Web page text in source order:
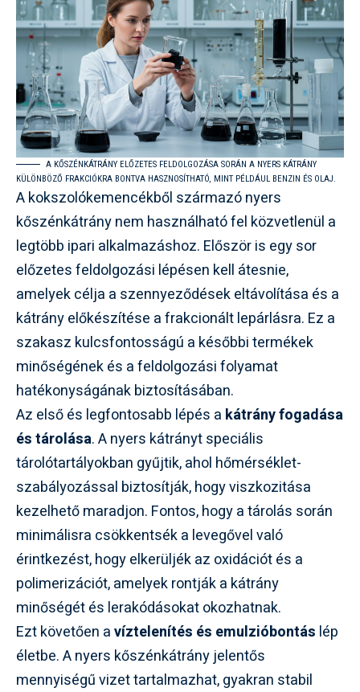
A KŐSZÉNKÁTRÁNY ELŐZETES FELDOLGOZÁSA SORÁN A NYERS KÁTRÁNY
KÜLÖNBÖZŐ FRAKCIÓKRA BONTVA HASZNOSÍTHATÓ, MINT PÉLDÁUL BENZIN ÉS OLAJ.
A kokszolókemencékből származó nyers
kőszénkátrány nem használható fel közvetlenül a
legtöbb ipari alkalmazáshoz. Először is egy sor
előzetes feldolgozási lépésen kell átesnie,
amelyek célja a szennyeződések eltávolítása és a
kátrány előkészítése a frakcionált lepárlásra. Ez a
szakasz kulcsfontosságú a későbbi termékek
minőségének és a feldolgozási folyamat
hatékonyságának biztosításában.
Az első és legfontosabb lépés a kátrány fogadása
és tárolása. A nyers kátrányt speciális
tárolótartályokban gyűjtik, ahol hőmérséklet-
szabályozással biztosítják, hogy viszkozitása
kezelhető maradjon. Fontos, hogy a tárolás során
minimálisra csökkentsék a levegővel való
érintkezést, hogy elkerüljék az oxidációt és a
polimerizációt, amelyek rontják a kátrány
minőségét és lerakódásokat okozhatnak.
Ezt követően avíztelenítés és emulzióbontás lép
életbe. A nyers kőszénkátrány jelentős
mennyiségű vizet tartalmazhat, gyakran stabil